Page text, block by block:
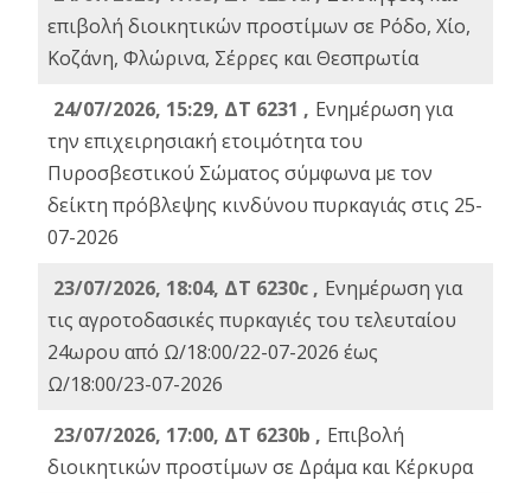
επιβολή διοικητικών προστίμων σε Ρόδο, Χίο,
Κοζάνη, Φλώρινα, Σέρρες και Θεσπρωτία
24/07/2026, 15:29, ΔΤ 6231 , Ενημέρωση για
την επιχειρησιακή ετοιμότητα του
Πυροσβεστικού Σώματος σύμφωνα με τον
δείκτη πρόβλεψης κινδύνου πυρκαγιάς στις 25-
07-2026
23/07/2026, 18:04, ΔΤ 6230c , Ενημέρωση για
τις αγροτοδασικές πυρκαγιές του τελευταίου
24ωρου από Ω/18:00/22-07-2026 έως
Ω/18:00/23-07-2026
23/07/2026, 17:00, ΔΤ 6230b , Επιβολή
διοικητικών προστίμων σε Δράμα και Κέρκυρα